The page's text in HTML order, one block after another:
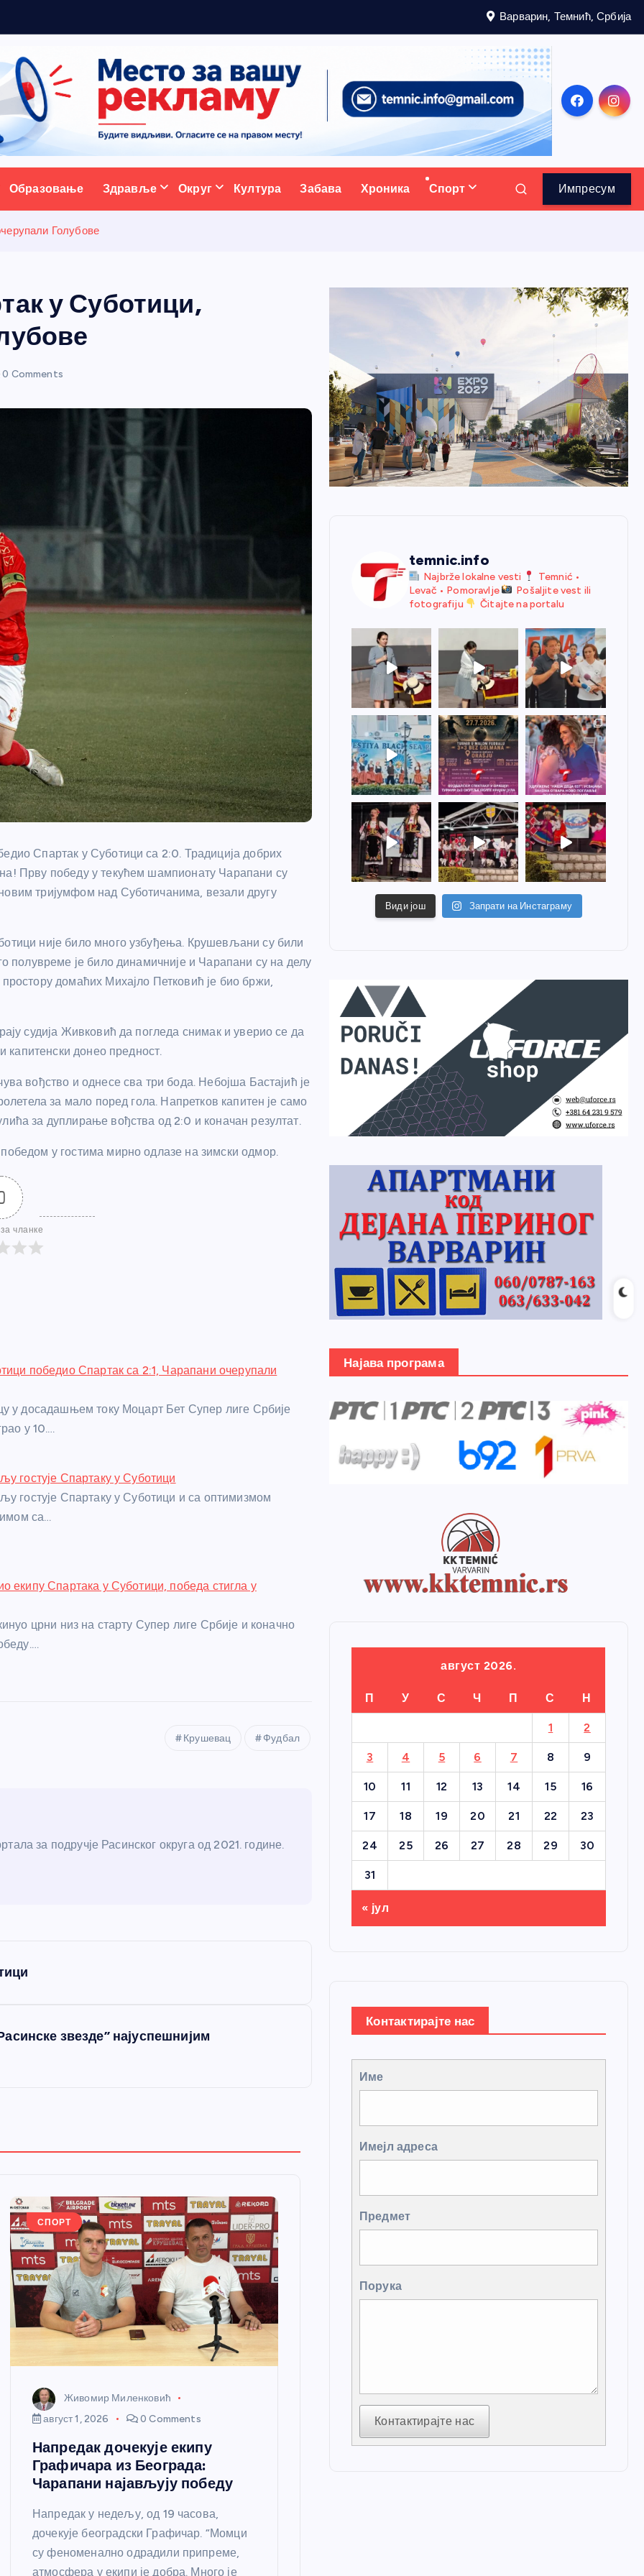
Варварин, Темнић, Србија
портал
Образовање Здравље Округ Култура Забава Хроника Спорт Импресум
Голубове
у Суботици,
0 Comments
Спартак у Суботици са 2:0. Традиција добрих
Прву победу у текућем шампионату Чарапани су
тријумфом над Суботичанима, везали другу
није било много узбуђења. Крушевљани су били
полувреме је било динамичније и Чарапани су на делу
домаћих Михајло Петковић је био бржи,
судија Живковић да погледа снимак и уверио се да
капитенски донео предност.
вођство и однесе сва три бода. Небојша Бастајић је
за мало поред гола. Напретков капитен је само
за дуплирање вођства од 2:0 и коначан резултат.
у гостима мирно одлазе на зимски одмор.
чланке
победио Спартак са 2:1, Чарапани очерупали
у досадашњем току Моцарт Бет Супер лиге Србије
у 10.…
гостује Спартаку у Суботици
гостује Спартаку у Суботици и са оптимизмом
са…
екипу Спартака у Суботици, победа стигла у
црни низ на старту Супер лиге Србије и коначно
Крушевац Фудбал
за подручје Расинског округа од 2021. године.
звезде” најуспешнијим
СПОРТ
Живомир Миленковић
август 1, 2026
0 Comments
Напредак дочекује екипу
Графичара из Београда:
Чарапани најављују победу
Напредак у недељу, од 19 часова,
дочекује београдски Графичар. “Момци
су феноменално одрадили припреме,
атмосфера у екипи је добра. Много је
temnic.info
Najbrže lokalne vesti
Temnić •
Levač • Pomoravlje
Pošaljite vest ili
fotografiju
Čitajte na portalu
Види још Запрати на Инстаграму
Најава програма
август 2026.
П У С Ч П С Н
1 2
3 4 5 6 7 8 9
10 11 12 13 14 15 16
17 18 19 20 21 22 23
24 25 26 27 28 29 30
31
« јул
Контактирајте нас
Име
Имејл адреса
Предмет
Порука
Контактирајте нас